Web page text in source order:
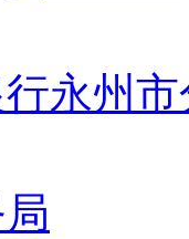
永州